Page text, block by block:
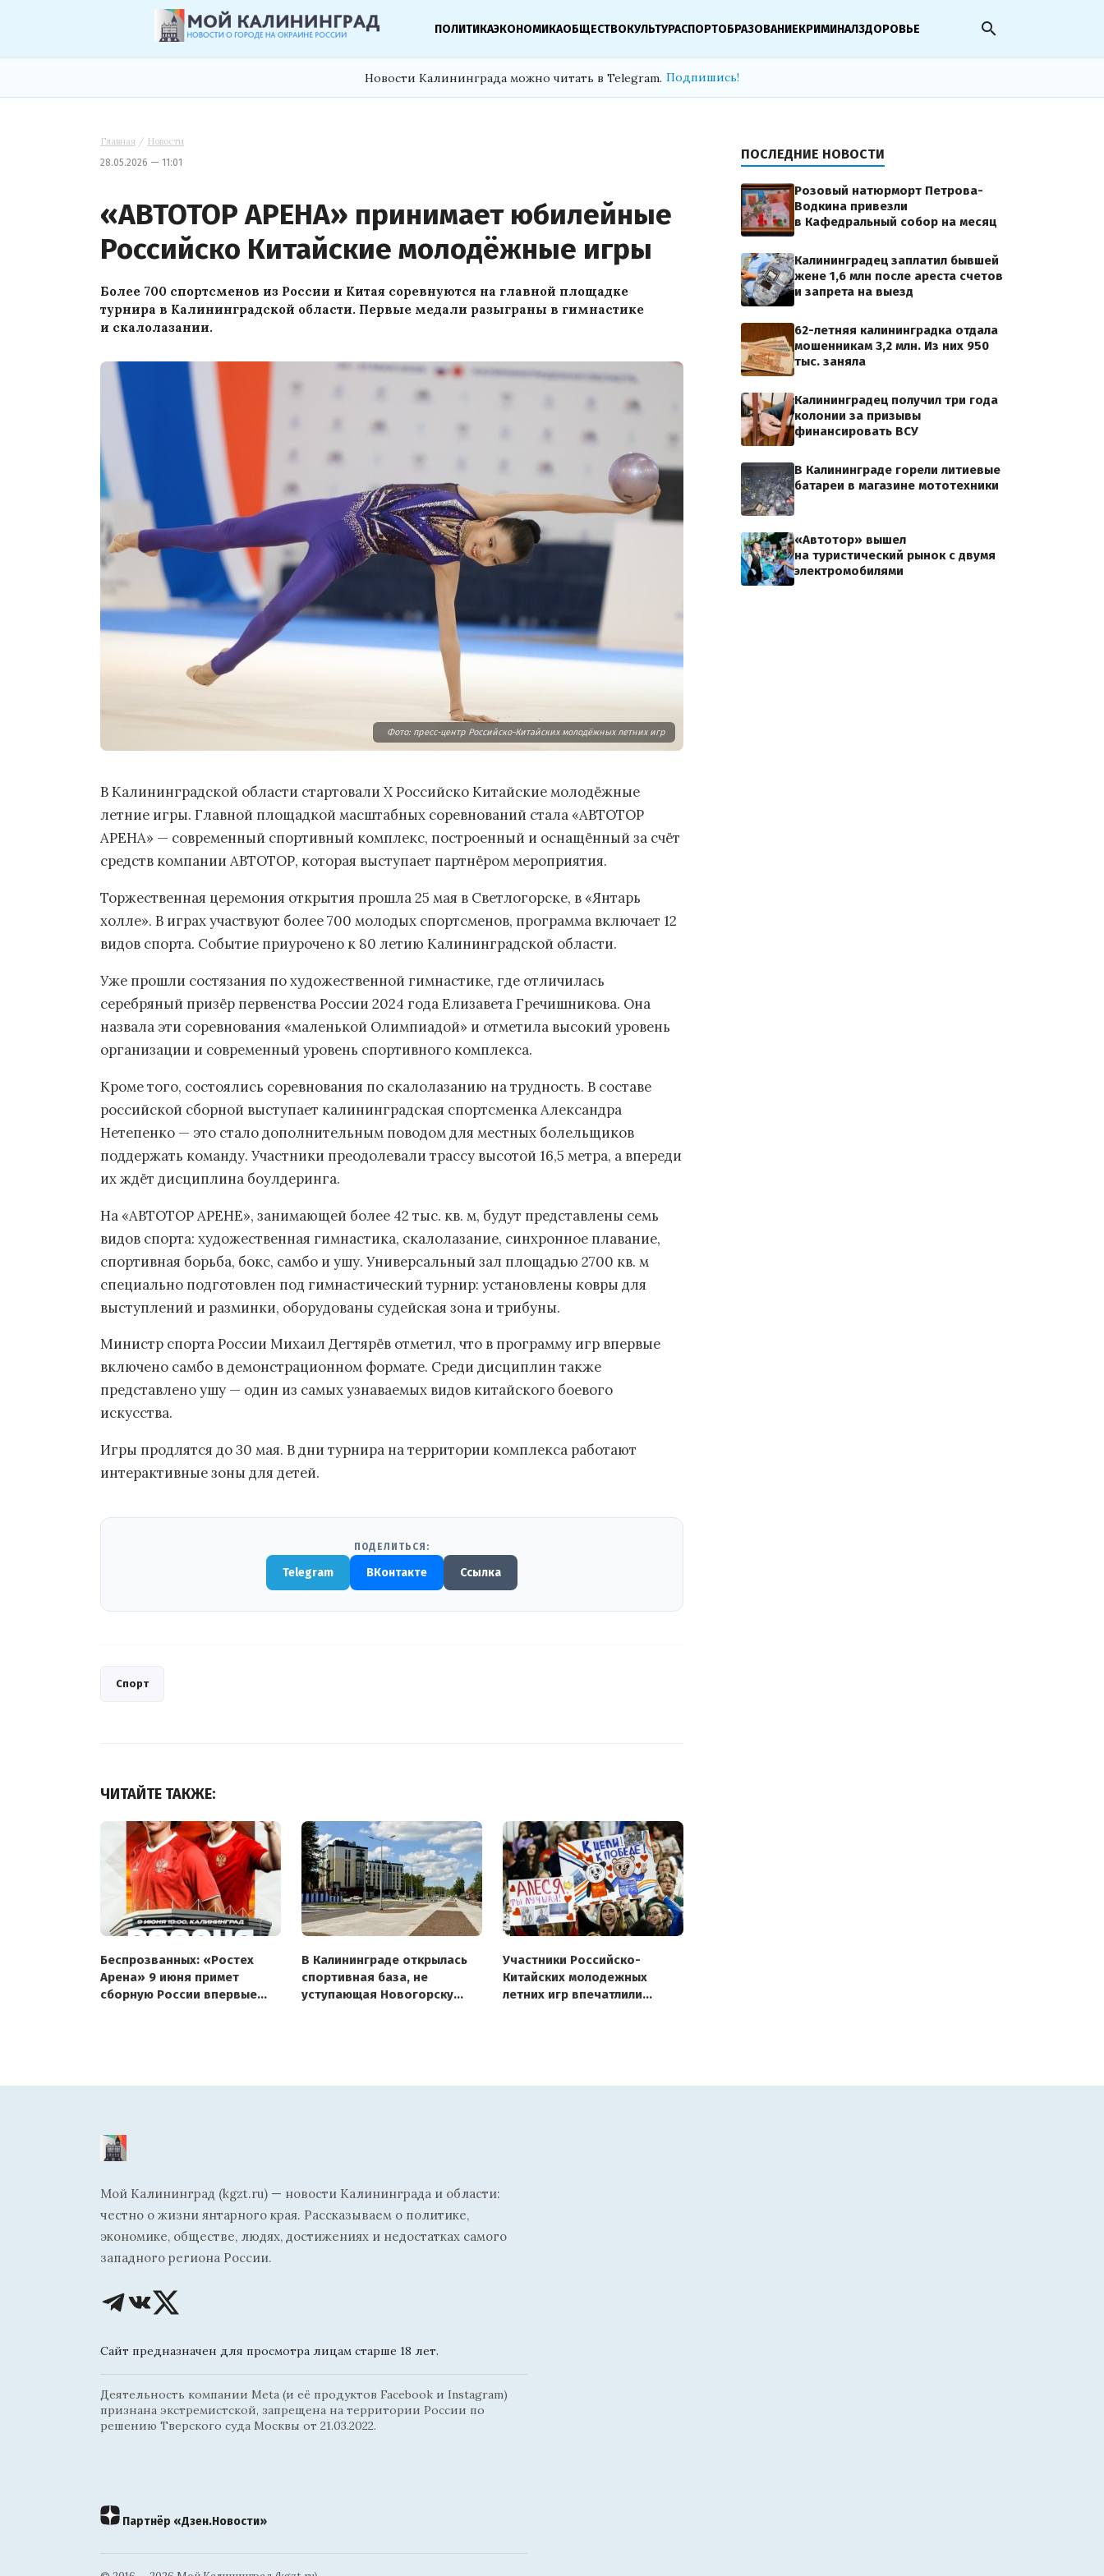
ПОЛИТИКАЭКОНОМИКАОБЩЕСТВОКУЛЬТУРАСПОРТОБРАЗОВАНИЕКРИМИНАЛЗДОРОВЬЕ search
Новости Калининграда можно читать в Telegram. Подпишись!
Главная / Новости
28.05.2026 — 11:01
«АВТОТОР АРЕНА» принимает юбилейные
Российско Китайские молодёжные игры
Более 700 спортсменов из России и Китая соревнуются на главной площадке
турнира в Калининградской области. Первые медали разыграны в гимнастике
и скалолазании.
Фото: пресс-центр Российско-Китайских молодёжных летних игр
В Калининградской области стартовали X Российско Китайские молодёжные
летние игры. Главной площадкой масштабных соревнований стала «АВТОТОР
АРЕНА» — современный спортивный комплекс, построенный и оснащённый за счёт
средств компании АВТОТОР, которая выступает партнёром мероприятия.
Торжественная церемония открытия прошла 25 мая в Светлогорске, в «Янтарь
холле». В играх участвуют более 700 молодых спортсменов, программа включает 12
видов спорта. Событие приурочено к 80 летию Калининградской области.
Уже прошли состязания по художественной гимнастике, где отличилась
серебряный призёр первенства России 2024 года Елизавета Гречишникова. Она
назвала эти соревнования «маленькой Олимпиадой» и отметила высокий уровень
организации и современный уровень спортивного комплекса.
Кроме того, состоялись соревнования по скалолазанию на трудность. В составе
российской сборной выступает калининградская спортсменка Александра
Нетепенко — это стало дополнительным поводом для местных болельщиков
поддержать команду. Участники преодолевали трассу высотой 16,5 метра, а впереди
их ждёт дисциплина боулдеринга.
На «АВТОТОР АРЕНЕ», занимающей более 42 тыс. кв. м, будут представлены семь
видов спорта: художественная гимнастика, скалолазание, синхронное плавание,
спортивная борьба, бокс, самбо и ушу. Универсальный зал площадью 2700 кв. м
специально подготовлен под гимнастический турнир: установлены ковры для
выступлений и разминки, оборудованы судейская зона и трибуны.
Министр спорта России Михаил Дегтярёв отметил, что в программу игр впервые
включено самбо в демонстрационном формате. Среди дисциплин также
представлено ушу — один из самых узнаваемых видов китайского боевого
искусства.
Игры продлятся до 30 мая. В дни турнира на территории комплекса работают
интерактивные зоны для детей.
ПОДЕЛИТЬСЯ:
Telegram ВКонтакте Ссылка
Спорт
ЧИТАЙТЕ ТАКЖЕ:
Беспрозванных: «Ростех
Арена» 9 июня примет
сборную России впервые
В Калининграде открылась
спортивная база, не
уступающая Новогорску
Участники Российско-
Китайских молодежных
летних игр впечатлили
ПОСЛЕДНИЕ НОВОСТИ
Розовый натюрморт Петрова-
Водкина привезли
в Кафедральный собор на месяц
Калининградец заплатил бывшей
жене 1,6 млн после ареста счетов
и запрета на выезд
62-летняя калининградка отдала
мошенникам 3,2 млн. Из них 950
тыс. заняла
Калининградец получил три года
колонии за призывы
финансировать ВСУ
В Калининграде горели литиевые
батареи в магазине мототехники
«Автотор» вышел
на туристический рынок с двумя
электромобилями
Мой Калининград (kgzt.ru) — новости Калининграда и области:
честно о жизни янтарного края. Рассказываем о политике,
экономике, обществе, людях, достижениях и недостатках самого
западного региона России.
Сайт предназначен для просмотра лицам старше 18 лет.
Деятельность компании Meta (и её продуктов Facebook и Instagram)
признана экстремистской, запрещена на территории России по
решению Тверского суда Москвы от 21.03.2022.
Партнёр «Дзен.Новости»